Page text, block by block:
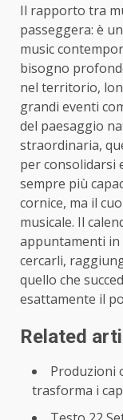
Il rapporto tra
passeggera: è
music
bisogno
nel territorio,
grandi eventi
del paesaggio
straordinaria,
per consolidarsi
sempre più
cornice, ma il
musicale. Il
appuntamenti in
cercarli,
quello che
esattamente il
Related
Produzioni
trasforma i